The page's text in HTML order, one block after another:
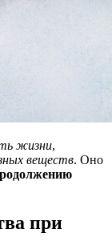
жизни,
веществ. Оно
при